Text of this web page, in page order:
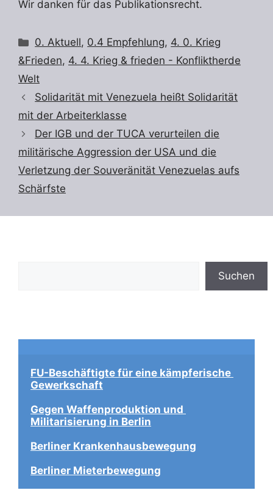
Wir danken für das Publikationsrecht.
Kategorien
0. Aktuell, 0.4 Empfehlung, 4. 0. Krieg
&Frieden, 4. 4. Krieg & frieden - Konfliktherde
Welt
Solidarität mit Venezuela heißt Solidarität
mit der Arbeiterklasse
Der IGB und der TUCA verurteilen die
militärische Aggression der USA und die
Verletzung der Souveränität Venezuelas aufs
Schärfste
Suchen
FU-Beschäftigte für eine kämpferische
Gewerkschaft
Gegen Waffenproduktion und
Militarisierung in Berlin
Berliner Krankenhausbewegung
Berliner Mieterbewegung